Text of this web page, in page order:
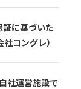
に基づいた
コングレ）
社運営施設で